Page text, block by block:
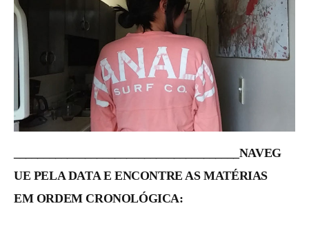
______________________________________NAVEG
UE PELA DATA E ENCONTRE AS MATÉRIAS
EM ORDEM CRONOLÓGICA: